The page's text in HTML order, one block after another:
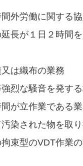
外労働に関する
長が１日２時間
又は織布の業務
強烈な騒音を発す
が立作業である
汚染された物を取
拘束型のVDT作業